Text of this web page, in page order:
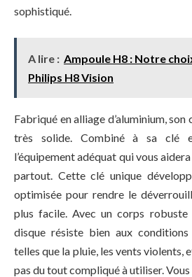
sophistiqué.
A lire : Ampoule H8 : Notre
Philips H8 Vision
Fabriqué en alliage d’aluminium,
très solide. Combiné à sa clé
l’équipement adéquat qui vous
partout. Cette clé unique
optimisée pour rendre le
plus facile. Avec un corps
disque résiste bien aux
telles que la pluie, les vents violents,
pas du tout compliqué à utiliser. Vous